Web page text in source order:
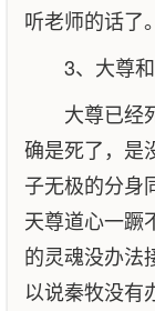
听老师的话了。
3、大尊
大尊已经
确是死了，是
子无极的分身
天尊道心一蹶
的灵魂没办法
以说秦牧没有